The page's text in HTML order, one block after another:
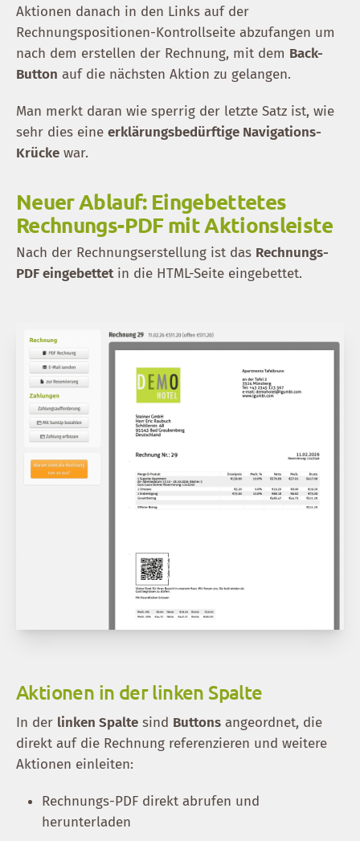
Aktionen danach in den Links auf der
Rechnungspositionen-Kontrollseite abzufangen um
nach dem erstellen der Rechnung, mit dem Back-
Button auf die nächsten Aktion zu gelangen.
Man merkt daran wie sperrig der letzte Satz ist, wie
sehr dies eine erklärungsbedürftige Navigations-
Krücke war.
Neuer Ablauf: Eingebettetes
Rechnungs-PDF mit Aktionsleiste
Nach der Rechnungserstellung ist das Rechnungs-
PDF eingebettetin die HTML-Seite eingebettet.
Aktionen in der linken Spalte
In der linken Spalte sind Buttons angeordnet, die
direkt auf die Rechnung referenzieren und weitere
Aktionen einleiten:
Rechnungs-PDF direkt abrufen und
herunterladen